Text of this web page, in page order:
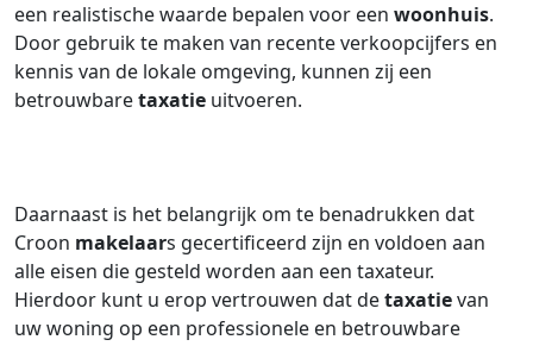
een realistische waarde bepalen voor een woonhuis.
Door gebruik te maken van recente verkoopcijfers en
kennis van de lokale omgeving, kunnen zij een
betrouwbaretaxatie uitvoeren.
Daarnaast is het belangrijk om te benadrukken dat
Croon makelaars gecertificeerd zijn en voldoen aan
alle eisen die gesteld worden aan een taxateur.
Hierdoor kunt u erop vertrouwen dat detaxatievan
uw woning op een professionele en betrouwbare